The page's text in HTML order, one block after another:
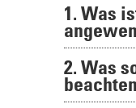
1. Was
2. Was